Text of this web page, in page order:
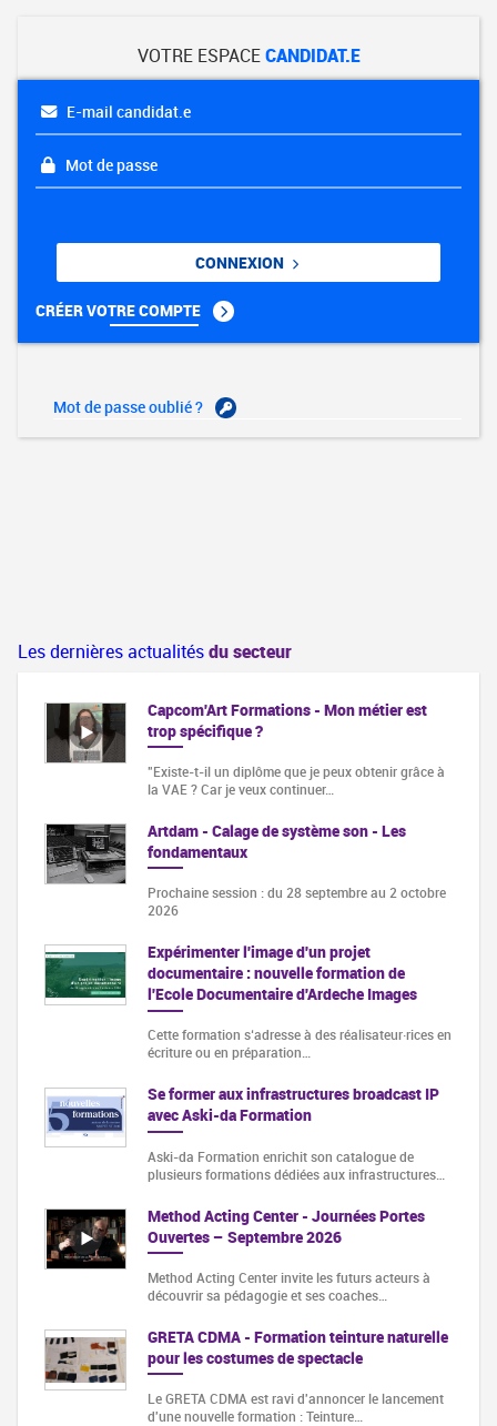
VOTRE ESPACECANDIDAT.E
E-mail candidat.e
Mot de passe
CONNEXION
CRÉER VOTRE COMPTE
Mot de passe oublié ?
Les dernières actualitésdu secteur
Capcom'Art Formations - Mon métier est
trop spécifique ?
"Existe-t-il un diplôme que je peux obtenir grâce à
la VAE ? Car je veux continuer…
Artdam - Calage de système son - Les
fondamentaux
Prochaine session : du 28 septembre au 2 octobre
2026
Expérimenter l'image d'un projet
documentaire : nouvelle formation de
l'Ecole Documentaire d'Ardeche Images
Cette formation s‘adresse à des réalisateur·rices en
écriture ou en préparation…
Se former aux infrastructures broadcast IP
avec Aski-da Formation
Aski-da Formation enrichit son catalogue de
plusieurs formations dédiées aux infrastructures…
Method Acting Center - Journées Portes
Ouvertes – Septembre 2026
Method Acting Center invite les futurs acteurs à
découvrir sa pédagogie et ses coaches…
GRETA CDMA - Formation teinture naturelle
pour les costumes de spectacle
Le GRETA CDMA est ravi d'annoncer le lancement
d'une nouvelle formation : Teinture…